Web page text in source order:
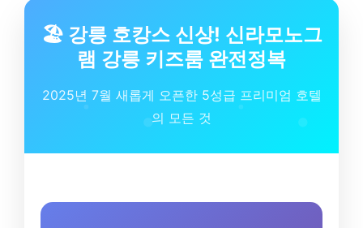
🏖️ 강릉 호캉스 신상! 신라모노그
램 강릉 키즈룸 완전정복
2025년 7월 새롭게 오픈한 5성급 프리미엄 호텔
의 모든 것